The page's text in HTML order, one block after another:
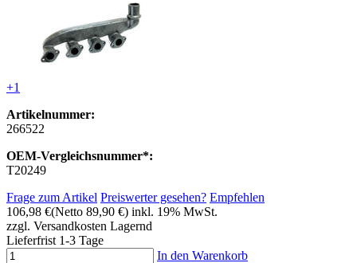
+1
Artikelnummer:
266522
OEM-Vergleichsnummer*:
T20249
Frage zum Artikel Preiswerter gesehen? Empfehlen
106,98 €(Netto 89,90 €) inkl. 19% MwSt.
zzgl. Versandkosten Lagernd
Lieferfrist 1-3 Tage
In den Warenkorb